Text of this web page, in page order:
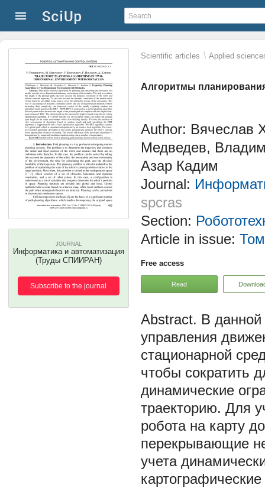
Scientific articles \ Applied
Алгоритмы
JOURNAL
Информатика и автоматизация
(Труды СПИИРАН)
Subscribe to the journal
Author: Вячеслав
Медведев,
Азар Кадим
Journal:
spcras
Section:
Article in issue:
Free access
Read
В данной
управления
стационарной
чтобы сократить
динамические
траекторию. Для
робота на карту
перекрывающие
учета